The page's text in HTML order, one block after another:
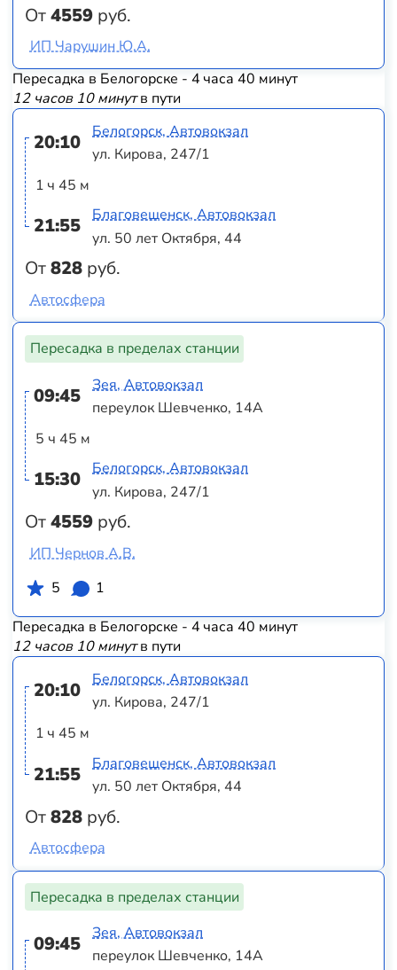
От4559 руб.
ИП Чарушин Ю.А.
Пересадка в Белогорске - 4 часа 40 минут
12 часов 10 минутв пути
20:10
1 ч 45 м
21:55
От828 руб.
Белогорск, Автовокзал
ул. Кирова, 247/1
Благовещенск, Автовокзал
ул. 50 лет Октября, 44
Автосфера
Пересадка в пределах станции
09:45
5 ч 45 м
15:30
От4559 руб.
Зея, Автовокзал
переулок Шевченко, 14А
Белогорск, Автовокзал
ул. Кирова, 247/1
ИП Чернов А.В.
5
1
Пересадка в Белогорске - 4 часа 40 минут
12 часов 10 минутв пути
20:10
1 ч 45 м
21:55
От828 руб.
Белогорск, Автовокзал
ул. Кирова, 247/1
Благовещенск, Автовокзал
ул. 50 лет Октября, 44
Автосфера
Пересадка в пределах станции
09:45
Зея, Автовокзал
переулок Шевченко, 14А